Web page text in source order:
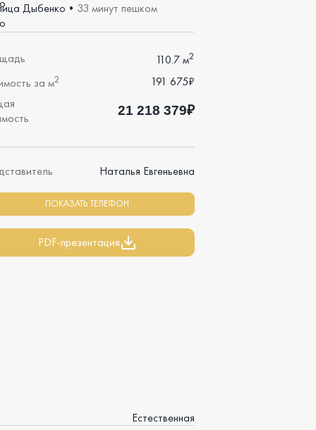
Дыбенко • 33 минут пешком
110.7 м2
за м2
191 675₽
21 218 379₽
Наталья Евгеньевна
ПОКАЗАТЬ ТЕЛЕФОН
PDF-презентация
Естественная